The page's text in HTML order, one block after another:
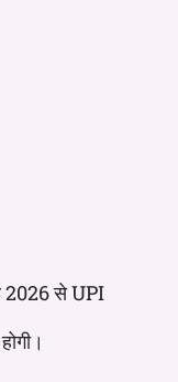
2026 से UPI